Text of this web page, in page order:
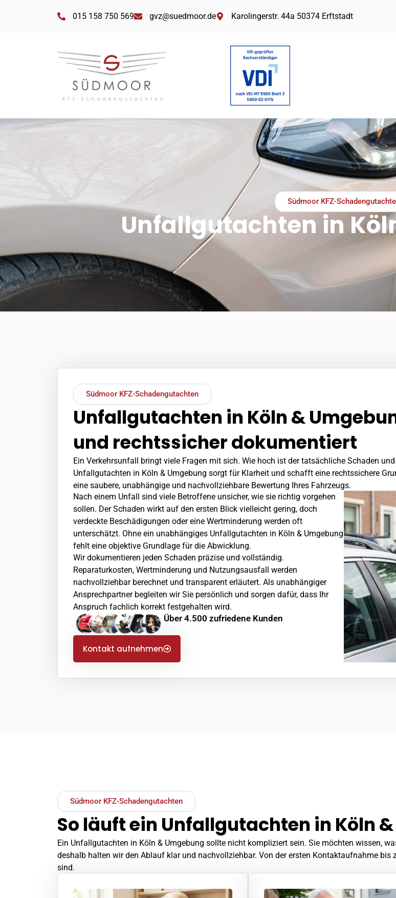
015 158 750 569 gvz@suedmoor.de Karolingerstr. 44a 50374 Erftstadt
Südmoor KFZ-
Unfallgutachten in
Südmoor KFZ-Schadengutachten
Unfallgutachten in Köln &
und rechtssicher dokumentiert
Ein Verkehrsunfall bringt viele Fragen mit sich. Wie hoch ist der tatsächliche Schaden
Unfallgutachten in Köln & Umgebung sorgt für Klarheit und schafft eine rechtssichere
eine saubere, unabhängige und nachvollziehbare Bewertung Ihres Fahrzeugs.
Nach einem Unfall sind viele Betroffene unsicher, wie sie richtig vorgehen
sollen. Der Schaden wirkt auf den ersten Blick vielleicht gering, doch
verdeckte Beschädigungen oder eine Wertminderung werden oft
unterschätzt. Ohne ein unabhängiges Unfallgutachten in Köln & Umgebung
fehlt eine objektive Grundlage für die Abwicklung.
Wir dokumentieren jeden Schaden präzise und vollständig.
Reparaturkosten, Wertminderung und Nutzungsausfall werden
nachvollziehbar berechnet und transparent erläutert. Als unabhängiger
Ansprechpartner begleiten wir Sie persönlich und sorgen dafür, dass Ihr
Anspruch fachlich korrekt festgehalten wird.
Über 4.500 zufriedene Kunden
Kontakt aufnehmen
Südmoor KFZ-Schadengutachten
So läuft ein Unfallgutachten in Köln
Ein Unfallgutachten in Köln & Umgebung sollte nicht kompliziert sein. Sie möchten wissen,
deshalb halten wir den Ablauf klar und nachvollziehbar. Von der ersten Kontaktaufnahme bis
sind.